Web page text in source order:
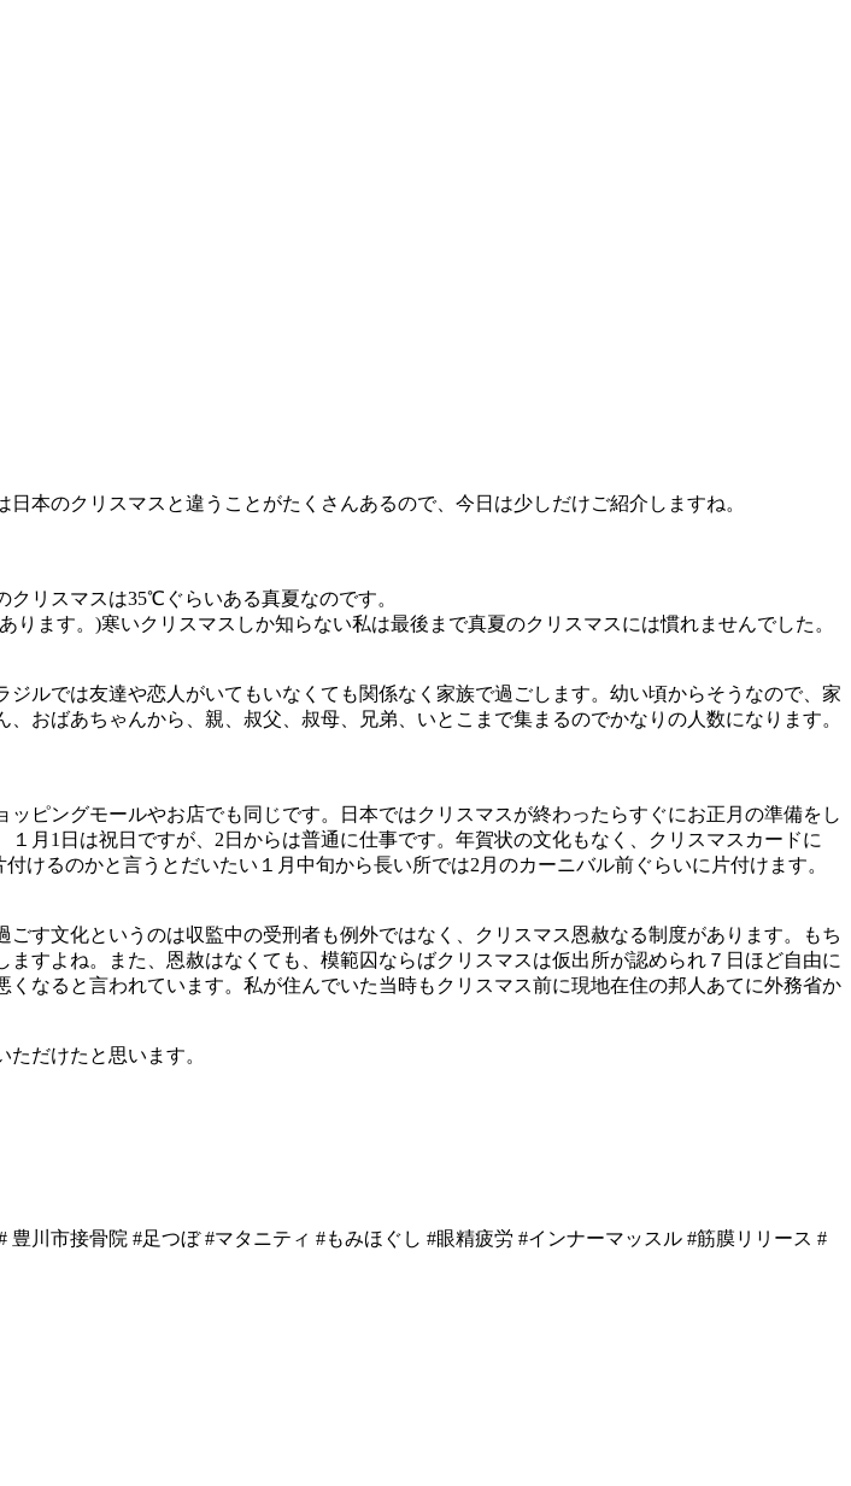
本のクリスマスと違うことがたくさんあるので、今日は少しだけご紹介しますね。
リスマスは35℃ぐらいある真夏なのです。
ます。)寒いクリスマスしか知らない私は最後まで真夏のクリスマスには慣れませんでした。
ルでは友達や恋人がいてもいなくても関係なく家族で過ごします。幼い頃からそうなので、家
おばあちゃんから、親、叔父、叔母、兄弟、いとこまで集まるのでかなりの人数になります。
ピングモールやお店でも同じです。日本ではクリスマスが終わったらすぐにお正月の準備をし
月1日は祝日ですが、2日からは普通に仕事です。年賀状の文化もなく、クリスマスカードに
けるのかと言うとだいたい１月中旬から長い所では2月のカーニバル前ぐらいに片付けます。
文化というのは収監中の受刑者も例外ではなく、クリスマス恩赦なる制度があります。もち
すよね。また、恩赦はなくても、模範囚ならばクリスマスは仮出所が認められ７日ほど自由に
なると言われています。私が住んでいた当時もクリスマス前に現地在住の邦人あてに外務省か
だけたと思います。
川市接骨院 #足つぼ #マタニティ #もみほぐし #眼精疲労 #インナーマッスル #筋膜リリース #